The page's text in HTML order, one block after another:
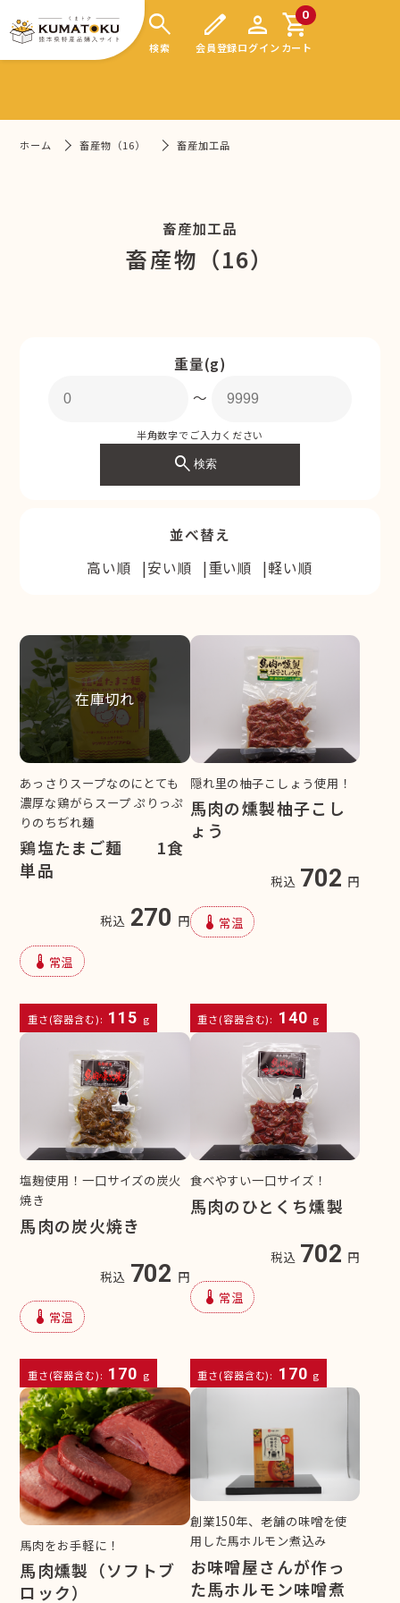
search
検索
edit
会員登録
person
ログイン
0
shopping_cart
カート
ホーム 畜産物（16） 畜産加工品
畜産加工品
畜産物（16）
重量(g)
〜
半角数字でご入力ください
search検索
並べ替え
高い順
安い順 重い順 軽い順
在庫切れ
あっさりスープなのにとても
濃厚な鶏がらスープ ぷりっぷ
りのちぢれ麺
鶏塩たまご麺 1食
単品
税込 270 円
device_thermostat 常温
重さ(容器含む): 115 g
隠れ里の柚子こしょう使用！
馬肉の燻製柚子こし
ょう
税込 702 円
device_thermostat 常温
重さ(容器含む): 140 g
塩麹使用！一口サイズの炭火
焼き
馬肉の炭火焼き
税込 702 円
device_thermostat 常温
重さ(容器含む): 170 g
食べやすい一口サイズ！
馬肉のひとくち燻製
税込 702 円
device_thermostat 常温
重さ(容器含む): 170 g
馬肉をお手軽に！
馬肉燻製（ソフトブ
ロック）
創業150年、老舗の味噌を使
用した馬ホルモン煮込み
お味噌屋さんが作っ
た馬ホルモン味噌煮